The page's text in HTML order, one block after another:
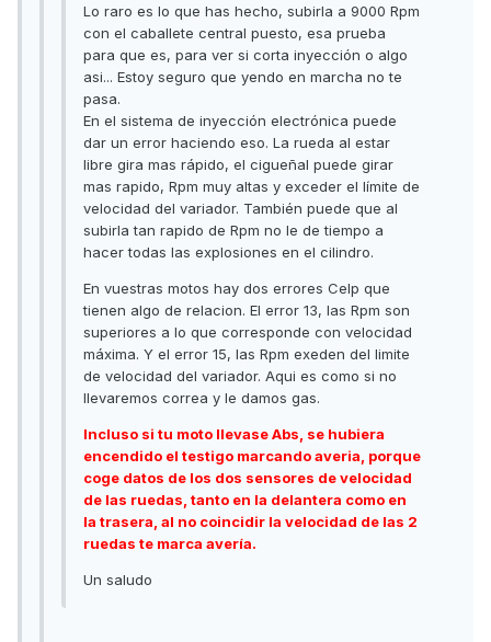
Lo raro es lo que has hecho, subirla a 9000 Rpm
con el caballete central puesto, esa prueba
para que es, para ver si corta inyección o algo
asi... Estoy seguro que yendo en marcha no te
pasa.
En el sistema de inyección electrónica puede
dar un error haciendo eso. La rueda al estar
libre gira mas rápido, el cigueñal puede girar
mas rapido, Rpm muy altas y exceder el límite de
velocidad del variador. También puede que al
subirla tan rapido de Rpm no le de tiempo a
hacer todas las explosiones en el cilindro.
En vuestras motos hay dos errores Celp que
tienen algo de relacion. El error 13, las Rpm son
superiores a lo que corresponde con velocidad
máxima. Y el error 15, las Rpm exeden del limite
de velocidad del variador. Aqui es como si no
llevaremos correa y le damos gas.
Incluso si tu moto llevase Abs, se hubiera
encendido el testigo marcando averia, porque
coge datos de los dos sensores de velocidad
de las ruedas, tanto en la delantera como en
la trasera, al no coincidir la velocidad de las 2
ruedas te marca avería.
Un saludo